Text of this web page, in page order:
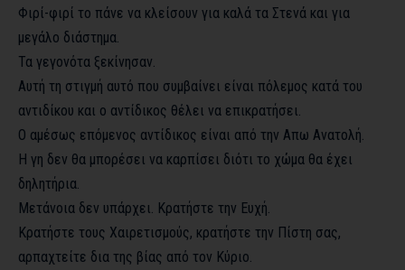
Φιρί-φιρί το πάνε να κλείσουν για καλά τα Στενά και για
μεγάλο διάστημα.
Τα γεγονότα ξεκίνησαν.
Αυτή τη στιγμή αυτό που συμβαίνει είναι πόλεμος κατά του
αντιδίκου και ο αντίδικος θέλει να επικρατήσει.
Ο αμέσως επόμενος αντίδικος είναι από την Απω Ανατολή.
Η γη δεν θα μπορέσει να καρπίσει διότι το χώμα θα έχει
δηλητήρια.
Μετάνοια δεν υπάρχει. Κρατήστε την Ευχή.
Κρατήστε τους Χαιρετισμούς, κρατήστε την Πίστη σας,
αρπαχτείτε δια της βίας από τον Κύριο.